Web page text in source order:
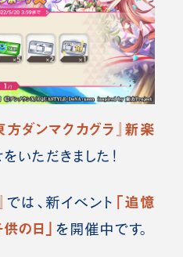
方ダンマクカグラ』新楽
いただきました！
では、新イベント 「追憶
の日」 を開催中です。